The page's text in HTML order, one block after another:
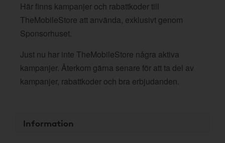
Här finns kampanjer och rabattkoder till
TheMobileStore att använda, exklusivt genom
Sponsorhuset.
Just nu har inte TheMobileStore några aktiva
kampanjer. Återkom gärna senare för att ta del av
kampanjer, rabattkoder och bra erbjudanden.
Information